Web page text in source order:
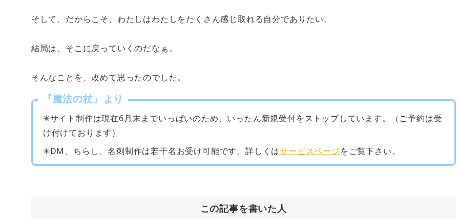
そして、だからこそ、わたしはわたしをたくさん感じ取れる自分でありたい。
結局は、そこに戻っていくのだなぁ。
そんなことを、改めて思ったのでした。
『魔法の杖』より
✳︎サイト制作は現在6月末までいっぱいのため、いったん新規受付をストップしています。（ご予約は受
け付けております）
✳︎DM 、ちらし、名刺制作は若干名お受け可能です。詳しくはサービスページをご覧下さい。
この記事を書いた人